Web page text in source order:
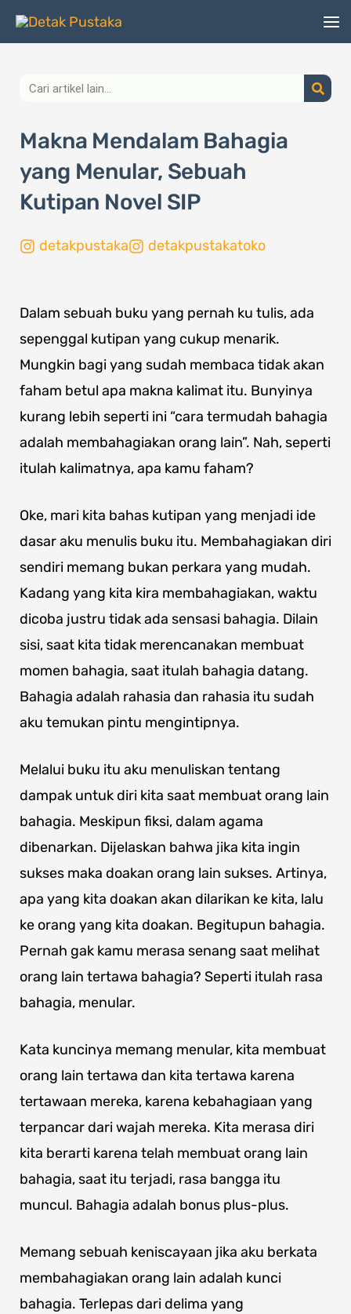
Lewati
Search
Makna Mendalam Bahagia
yang Menular, Sebuah
Kutipan Novel SIP
detakpustaka detakpustakatoko
Dalam sebuah buku yang pernah ku tulis, ada
sepenggal kutipan yang cukup menarik.
Mungkin bagi yang sudah membaca tidak akan
faham betul apa makna kalimat itu. Bunyinya
kurang lebih seperti ini “cara termudah bahagia
adalah membahagiakan orang lain”. Nah, seperti
itulah kalimatnya, apa kamu faham?
Oke, mari kita bahas kutipan yang menjadi ide
dasar aku menulis buku itu. Membahagiakan diri
sendiri memang bukan perkara yang mudah.
Kadang yang kita kira membahagiakan, waktu
dicoba justru tidak ada sensasi bahagia. Dilain
sisi, saat kita tidak merencanakan membuat
momen bahagia, saat itulah bahagia datang.
Bahagia adalah rahasia dan rahasia itu sudah
aku temukan pintu mengintipnya.
Melalui buku itu aku menuliskan tentang
dampak untuk diri kita saat membuat orang lain
bahagia. Meskipun fiksi, dalam agama
dibenarkan. Dijelaskan bahwa jika kita ingin
sukses maka doakan orang lain sukses. Artinya,
apa yang kita doakan akan dilarikan ke kita, lalu
ke orang yang kita doakan. Begitupun bahagia.
Pernah gak kamu merasa senang saat melihat
orang lain tertawa bahagia? Seperti itulah rasa
bahagia, menular.
Kata kuncinya memang menular, kita membuat
orang lain tertawa dan kita tertawa karena
tertawaan mereka, karena kebahagiaan yang
terpancar dari wajah mereka. Kita merasa diri
kita berarti karena telah membuat orang lain
bahagia, saat itu terjadi, rasa bangga itu
muncul. Bahagia adalah bonus plus-plus.
Memang sebuah keniscayaan jika aku berkata
membahagiakan orang lain adalah kunci
bahagia. Terlepas dari delima yang